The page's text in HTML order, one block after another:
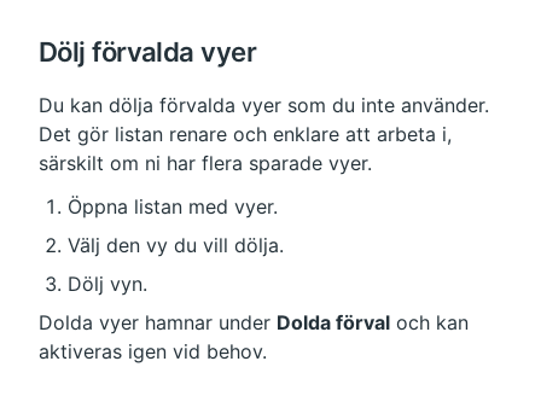
Dölj förvalda vyer
Du kan dölja förvalda vyer som du inte använder.
Det gör listan renare och enklare att arbeta i,
särskilt om ni har flera sparade vyer.
Öppna listan med vyer.
Välj den vy du vill dölja.
Dölj vyn.
Dolda vyer hamnar under Dolda förval och kan
aktiveras igen vid behov.